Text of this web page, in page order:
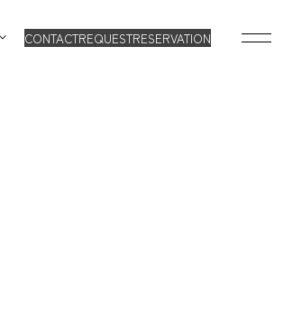
CONTACTREQUESTRESERVATION